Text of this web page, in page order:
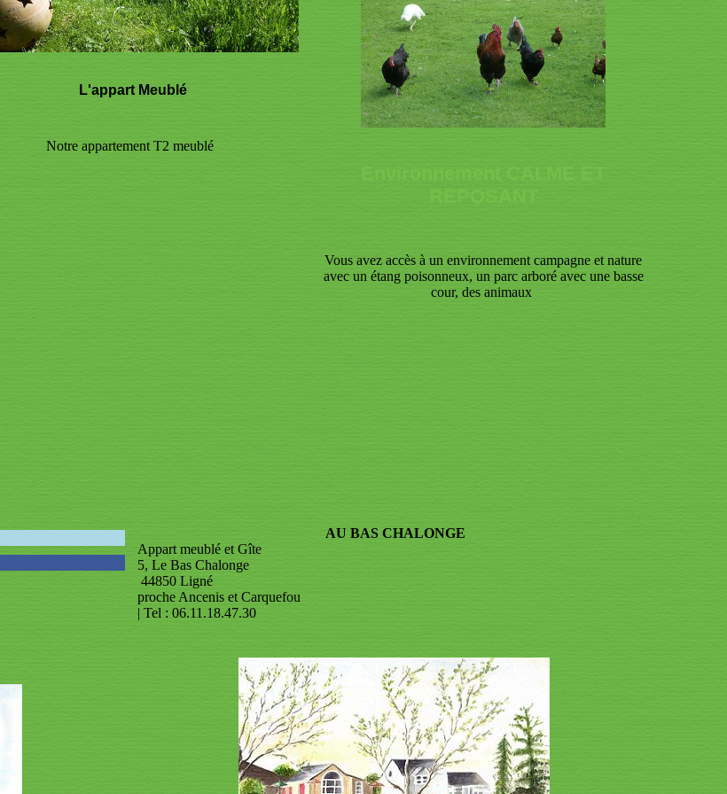
L'appart Meublé
Notre appartement T2 meublé
Vous avez accès à un environnement campagne et nature
avec un étang poisonneux, un parc arboré avec une basse
cour, des animaux
AU BAS CHALONGE
Appart meublé et Gîte
5, Le Bas Chalonge
44850 Ligné
proche Ancenis et Carquefou
| Tel : 06.11.18.47.30